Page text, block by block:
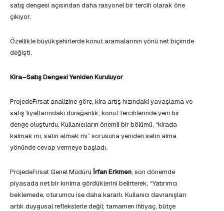
satış dengesi açısından daha rasyonel bir tercih olarak öne
çıkıyor.
Özellikle büyükşehirlerde konut aramalarının yönü net biçimde
değişti.
Kira–Satış Dengesi Yeniden Kuruluyor
ProjedeFırsat analizine göre, kira artış hızındaki yavaşlama ve
satış fiyatlarındaki durağanlık, konut tercihlerinde yeni bir
denge oluşturdu. Kullanıcıların önemli bir bölümü, “kirada
kalmak mı, satın almak mı” sorusuna yeniden satın alma
yönünde cevap vermeye başladı.
ProjedeFırsat Genel Müdürü İrfan Erkmen, son dönemde
piyasada net bir kırılma gördüklerini belirterek, “Yatırımcı
beklemede, oturumcu ise daha kararlı. Kullanıcı davranışları
artık duygusal reflekslerle değil; tamamen ihtiyaç, bütçe